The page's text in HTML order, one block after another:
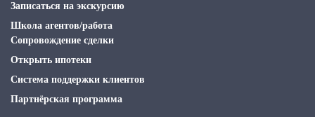
Записаться на экскурсию
Школа агентов/работа
Сопровождение сделки
Открыть ипотеки
Система поддержки клиентов
Партнёрская программа